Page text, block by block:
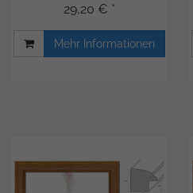
29,20 € *
Mehr Informationen